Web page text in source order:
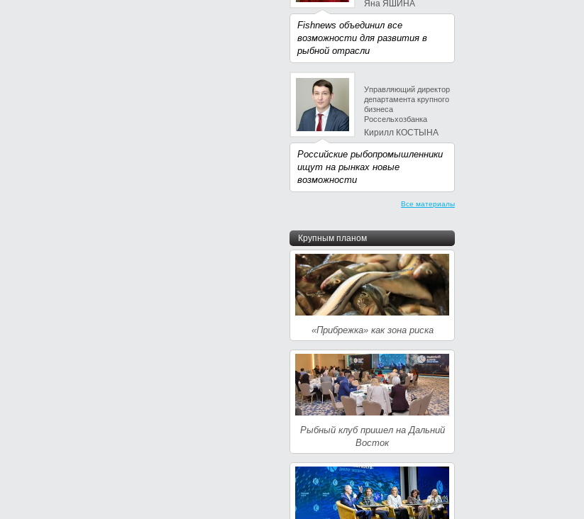
Яна ЯШИНА
Fishnews объединил все
возможности для развития в
рыбной отрасли
Управляющий директор
департамента крупного
бизнеса
Россельхозбанка
Кирилл КОСТЫНА
Российские рыбопромышленники
ищут на рынках новые
возможности
Все материалы
Крупным планом
«Прибрежка» как зона риска
Рыбный клуб пришел на Дальний
Восток